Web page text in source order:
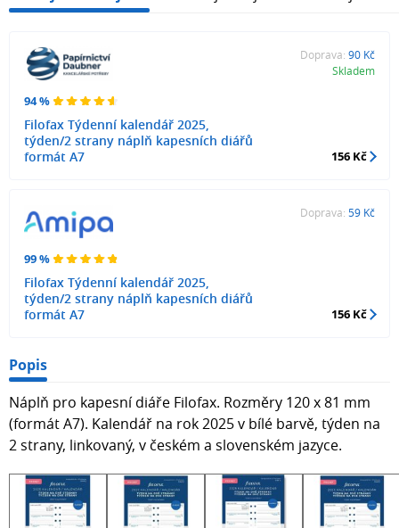
94 %
Filofax Týdenní kalendář 2025,
týden/2 strany náplň kapesních diářů
formát A7
Doprava: 90 Kč
Skladem
156 Kč
99 %
Filofax Týdenní kalendář 2025,
týden/2 strany náplň kapesních diářů
formát A7
Doprava: 59 Kč
156 Kč
Popis
Náplň pro kapesní diáře Filofax. Rozměry 120 x 81 mm
(formát A7). Kalendář na rok 2025 v bílé barvě, týden na
2 strany, linkovaný, v českém a slovenském jazyce.